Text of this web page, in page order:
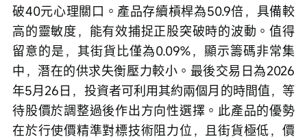
破40元心理關口。產品存續槓桿為50.9倍，具備較
高的靈敏度，能有效捕捉正股突破時的波動。值得
留意的是，其街貨比僅為0.09%，顯示籌碼非常集
中，潛在的供求失衡壓力較小。最後交易日為2026
年5月26日，投資者可利用其約兩個月的時間值，等
待股價於調整過後作出方向性選擇。此產品的優勢
在於行使價精準對標技術阻力位，且街貨極低，價